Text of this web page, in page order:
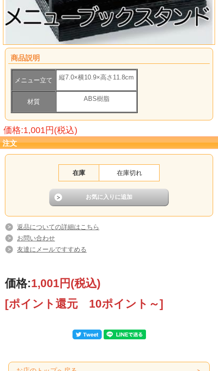
商品説明
メニュー立て 縦7.0×横10.9×高さ11.8cm
材質 ABS樹脂
価格:1,001円(税込)
注文
在庫 在庫切れ
返品についての詳細はこちら
お問い合わせ
友達にメールですすめる
価格:1,001円(税込)
[ポイント還元 10ポイント～]